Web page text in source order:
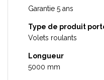
Garantie 5 ans
Type de produit
Volets roulants
Longueur
5000 mm